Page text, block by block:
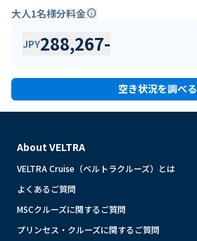
大人1名様分料金info
JPY288,267-
空き状況を調べる
About VELTRA
VELTRA Cruise（ベルトラクルーズ）とは
よくあるご質問
MSCクルーズに関するご質問
プリンセス・クルーズに関するご質問